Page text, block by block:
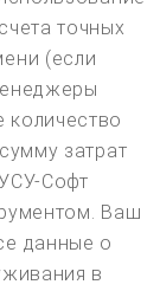
точных
(если
затрат
Софт
Ваш
данные о
в